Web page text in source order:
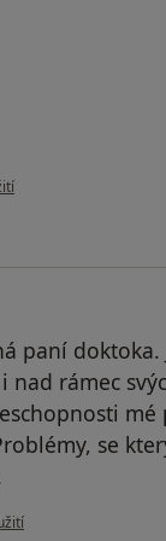
Pacient
paní
nad rámec
se
Pacient